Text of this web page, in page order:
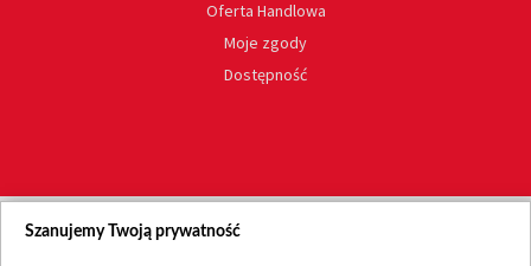
Oferta Handlowa
Moje zgody
Dostępność
Szanujemy Twoją prywatność